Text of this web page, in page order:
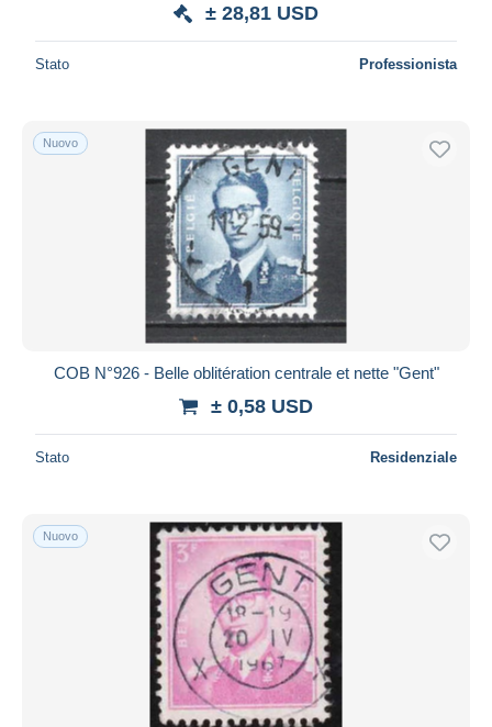
± 28,81 USD
Stato Professionista
Nuovo
COB N°926 - Belle oblitération centrale et nette "Gent"
± 0,58 USD
Stato Residenziale
Nuovo